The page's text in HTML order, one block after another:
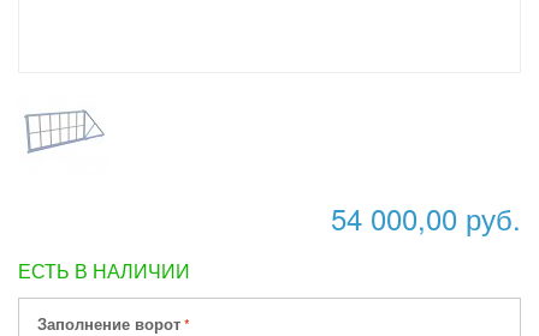
54 000,00 руб.
ЕСТЬ В НАЛИЧИИ
Заполнение ворот